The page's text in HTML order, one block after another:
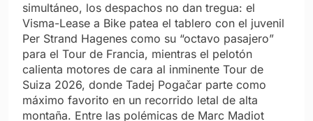
simultáneo, los despachos no dan tregua: el
Visma-Lease a Bike patea el tablero con el juvenil
Per Strand Hagenes como su “octavo pasajero”
para el Tour de Francia, mientras el pelotón
calienta motores de cara al inminente Tour de
Suiza 2026, donde Tadej Pogačar parte como
máximo favorito en un recorrido letal de alta
montaña. Entre las polémicas de Marc Madiot